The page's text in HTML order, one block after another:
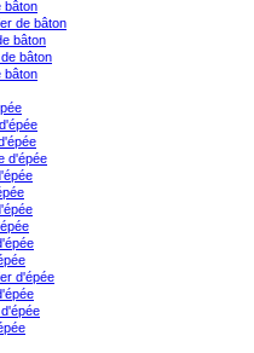
bâton
de bâton
bâton
bâton
bâton
d'épée
d'épée